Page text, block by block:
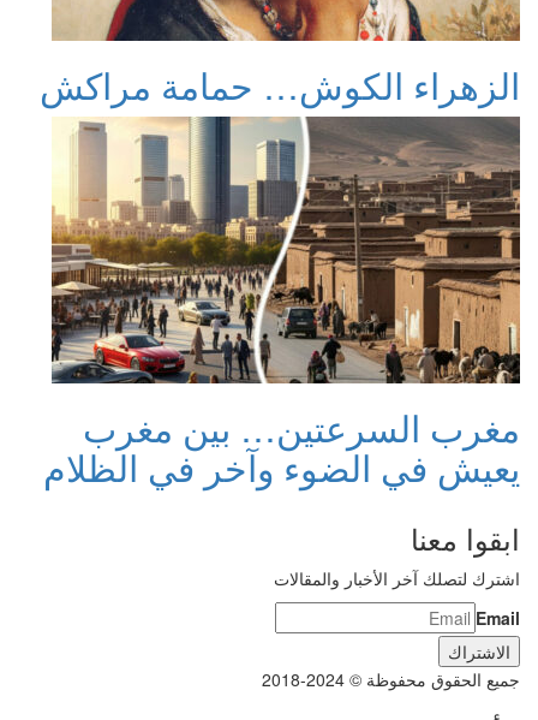
الزهراء الكوش… حمامة مراكش
مغرب السرعتين… بين مغرب
يعيش في الضوء وآخر في الظلام
ابقوا معنا
اشترك لتصلك آخر الأخبار والمقالات
Email
جميع الحقوق محفوظة © 2024-2018